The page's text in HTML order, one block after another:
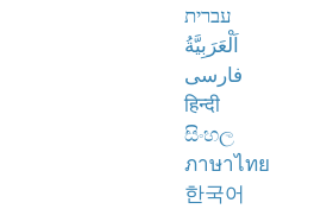
עברית
اَلْعَرَبِيَّةُ
فارسی
हिन्दी
සිංහල
ภาษาไทย
한국어